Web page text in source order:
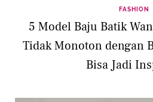
FASHION
5 Model Baju Batik
Tidak Monoton dengan
Bisa Jadi